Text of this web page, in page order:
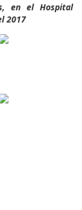
en el Hospital
2017